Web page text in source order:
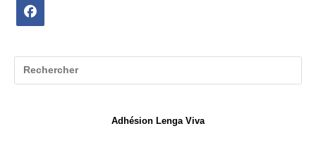
un
nouvel
Adhésion Lenga Viva